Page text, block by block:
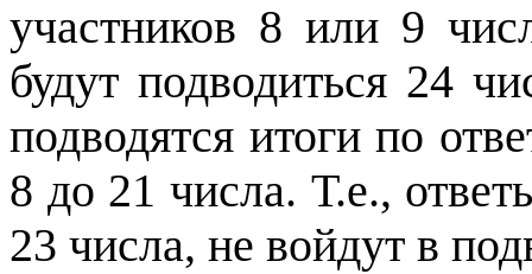
участников 8 или 9
будут подводиться 24
подводятся итоги по
8 до 21 числа. Т.е.,
23 числа, не войдут в